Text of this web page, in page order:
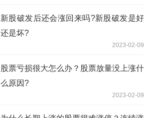
新股破发后还会涨回来吗?新股破发是好
还是坏?
2023-02-09
股票亏损很大怎么办？股票放量没上涨什
么原因?
2023-02-09